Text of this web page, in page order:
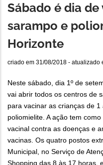
Sábado é dia
sarampo e
Horizonte
criado em 31/08/2018 - atualizado
Neste sábado, dia 1º de
vai abrir todos os centros de
para vacinar as crianças de
poliomielite. A ação tem
vacinal contra as doenças e
vacinas. Os quatro postos
Municipal, no Serviço de
Shopping das 8 às 17 horas,